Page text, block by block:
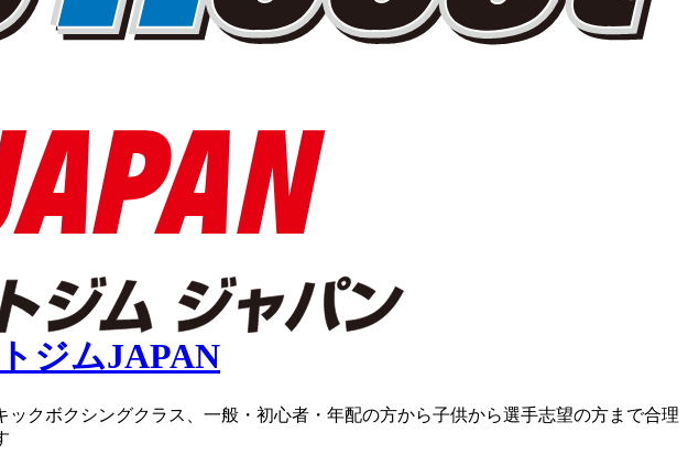
クボクシングクラス、一般・初心者・年配の方から子供から選手志望の方まで合理